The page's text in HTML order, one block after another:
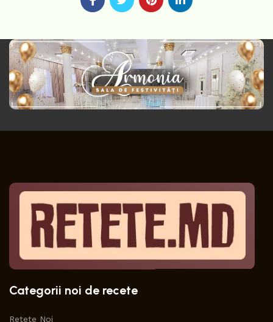
Categorii noi de recete
Retete Noi